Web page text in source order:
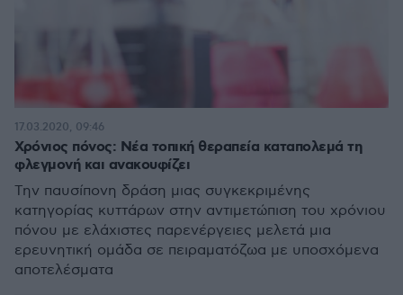
Χρόνιος πόνος: Νέα τοπική θεραπεία καταπολεμά τη
φλεγμονή και ανακουφίζει
Την παυσίπονη δράση μιας συγκεκριμένης
κατηγορίας κυττάρων στην αντιμετώπιση του χρόνιου
πόνου με ελάχιστες παρενέργειες μελετά μια
ερευνητική ομάδα σε πειραματόζωα με υποσχόμενα
αποτελέσματα
17.03.2020, 09:46